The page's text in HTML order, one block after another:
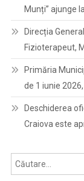
Munți” ajunge
Direcția
Fizioterapeut,
Primăria
de 1 iunie
Deschiderea
Craiova este